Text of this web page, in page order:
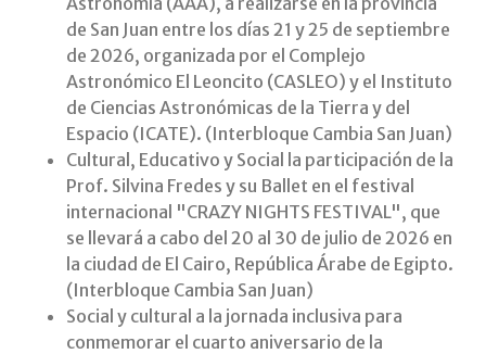
de San Juan entre los días 21 y 25 de septiembre
de 2026, organizada por el Complejo
Astronómico El Leoncito (CASLEO) y el Instituto
de Ciencias Astronómicas de la Tierra y del
Espacio (ICATE). (Interbloque Cambia San Juan)
Cultural, Educativo y Social la participación de la
Prof. Silvina Fredes y su Ballet en el festival
internacional "CRAZY NIGHTS FESTIVAL", que
se llevará a cabo del 20 al 30 de julio de 2026 en
la ciudad de El Cairo, República Árabe de Egipto.
(Interbloque Cambia San Juan)
Social y cultural a la jornada inclusiva para
conmemorar el cuarto aniversario de la